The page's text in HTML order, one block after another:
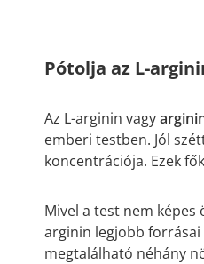
Pótolja az L-
Az L-arginin vagy
emberi testben. Jól
koncentrációja. Ezek
Mivel a test nem
arginin legjobb
megtalálható néhány